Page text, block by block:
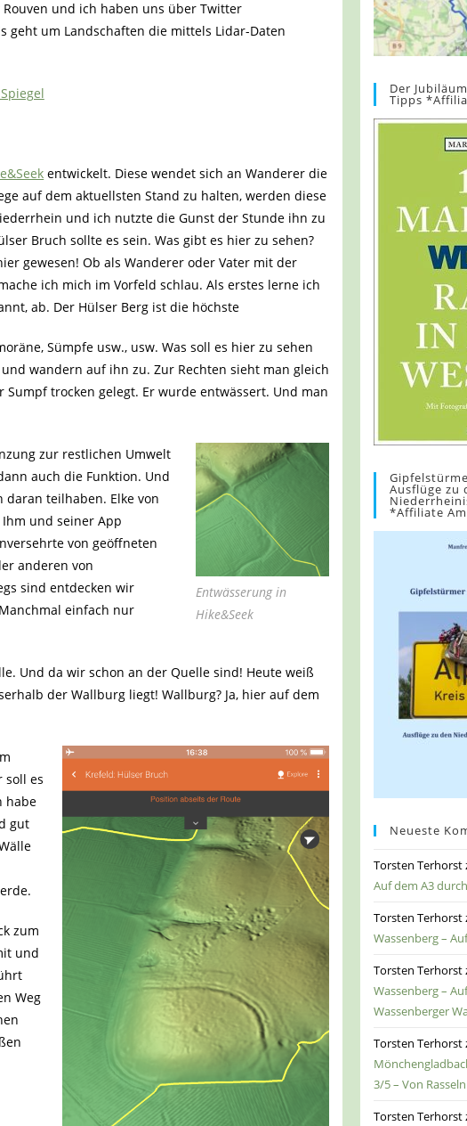
Rouven und ich haben uns über Twitter
geht um Landschaften die mittels Lidar-Daten
entwickelt. Diese wendet sich an Wanderer die
auf dem aktuellsten Stand zu halten, werden diese
und ich nutzte die Gunst der Stunde ihn zu
Bruch sollte es sein. Was gibt es hier zu sehen?
gewesen! Ob als Wanderer oder Vater mit der
ich mich im Vorfeld schlau. Als erstes lerne ich
ab. Der Hülser Berg ist die höchste
Sümpfe usw., usw. Was soll es hier zu sehen
wandern auf ihn zu. Zur Rechten sieht man gleich
trocken gelegt. Er wurde entwässert. Und man
Entwässerung in
Hike&Seek
zur restlichen Umwelt
auch die Funktion. Und
teilhaben. Elke von
und seiner App
von geöffneten
anderen von
sind entdecken wir
einfach nur
Und da wir schon an der Quelle sind! Heute weiß
der Wallburg liegt! Wallburg? Ja, hier auf dem
soll es
habe
gut
zum
und
Weg
Der
Tipps
Ausflüge zu
*Affiliate
Neueste
Torsten Terhorst
Auf dem A3
Torsten Terhorst
Wassenberg –
Torsten Terhorst
Wassenberg –
Wassenberger
Torsten Terhorst
3/5 – Von
Torsten Terhorst